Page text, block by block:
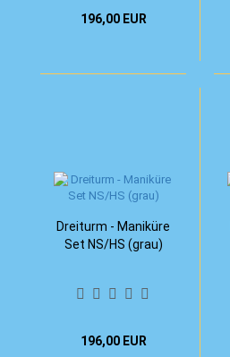
196,00 EUR
Dreiturm - Maniküre
Set NS/HS (grau)
196,00 EUR